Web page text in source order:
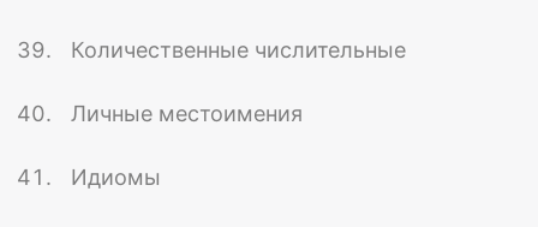
Количественные числительные
Личные местоимения
Идиомы